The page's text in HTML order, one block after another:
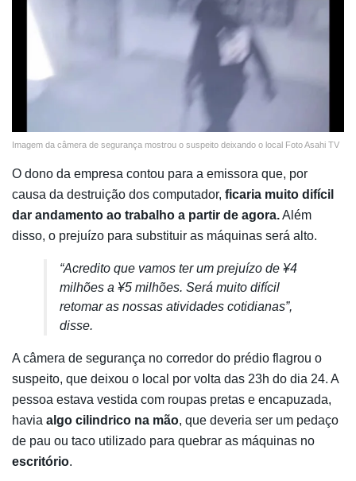
Imagem da câmera de segurança mostrou o suspeito deixando o local Foto Asahi TV
O dono da empresa contou para a emissora que, por
causa da destruição dos computador, ficaria muito difícil
dar andamento ao trabalho a partir de agora.Além
disso, o prejuízo para substituir as máquinas será alto.
“Acredito que vamos ter um prejuízo de ¥4
milhões a ¥5 milhões. Será muito difícil
retomar as nossas atividades cotidianas”,
disse.
A câmera de segurança no corredor do prédio flagrou o
suspeito, que deixou o local por volta das 23h do dia 24. A
pessoa estava vestida com roupas pretas e encapuzada,
havia algo cilindrico na mão, que deveria ser um pedaço
de pau ou taco utilizado para quebrar as máquinas no
escritório.